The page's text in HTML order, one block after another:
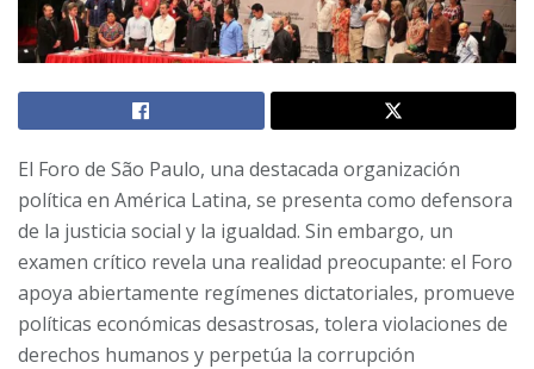
El Foro de São Paulo, una destacada organización
política en América Latina, se presenta como defensora
de la justicia social y la igualdad. Sin embargo, un
examen crítico revela una realidad preocupante: el Foro
apoya abiertamente regímenes dictatoriales, promueve
políticas económicas desastrosas, tolera violaciones de
derechos humanos y perpetúa la corrupción